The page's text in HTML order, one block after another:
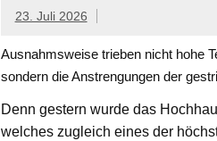
23. Juli 2026
Ausnahmsweise trieben nicht hohe
sondern die Anstrengungen der
Denn gestern wurde das
welches zugleich eines der